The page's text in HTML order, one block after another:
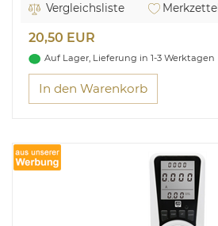
Vergleichsliste Merkzettel
20,50 EUR
Auf Lager, Lieferung in 1-3 Werktagen
In den Warenkorb